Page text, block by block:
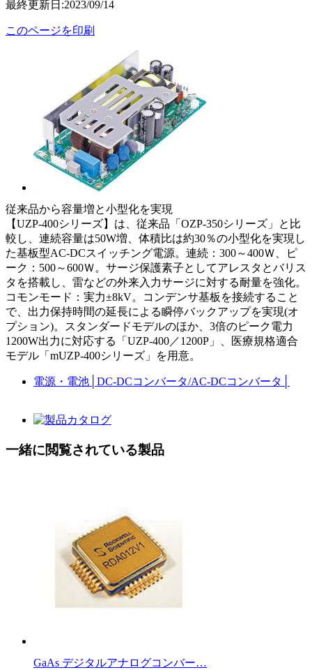
最終更新日:2023/09/14
このページを印刷
従来品から容量増と小型化を実現
【UZP-400シリーズ】は、従来品「OZP-350シリーズ」と比
較し、連続容量は50W増、体積比は約30％の小型化を実現し
た基板型AC-DCスイッチング電源。連続：300～400Ｗ、ピ
ーク：500～600Ｗ。サージ保護素子としてアレスタとバリス
タを搭載し、雷などの外来入力サージに対する耐量を強化。
コモンモード：実力±8kV。コンデンサ基板を接続すること
で、出力保持時間の延長による瞬停バックアップを実現(オ
プション)。スタンダードモデルのほか、3倍のピーク電力
1200W出力に対応する「UZP-400／1200P」、医療規格適合
モデル「mUZP-400シリーズ」を用意。
電源・電池 DC-DCコンバータ/AC-DCコンバータ
一緒に閲覧されている製品
GaAs デジタルアナログコンバー…